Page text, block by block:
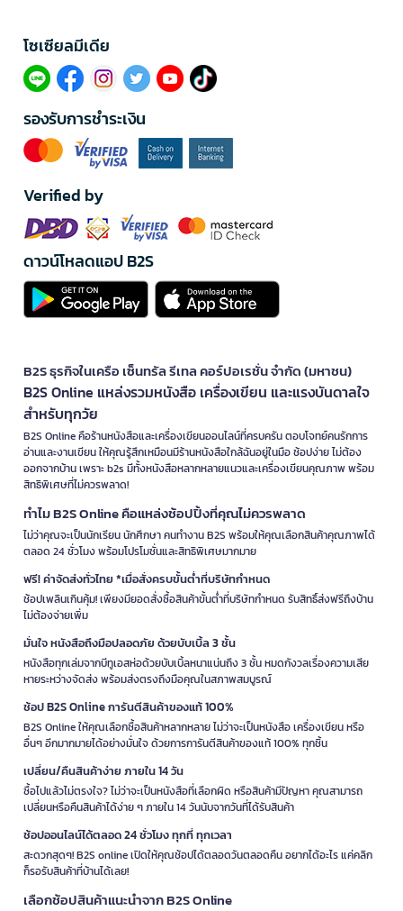
โซเซียลมีเดีย​
รองรับการชำระเงิน
Verified by
ดาวน์โหลดแอป B2S
B2S ธุรกิจในเครือ เซ็นทรัล รีเทล คอร์ปอเรชั่น จำกัด (มหาชน)
B2S Online แหล่งรวมหนังสือ เครื่องเขียน และแรงบันดาลใจ
สำหรับทุกวัย
B2S Online คือร้านหนังสือและเครื่องเขียนออนไลน์ที่ครบครัน ตอบโจทย์คนรักการ
อ่านและงานเขียน ให้คุณรู้สึกเหมือนมีร้านหนังสือใกล้ฉันอยู่ในมือ ช้อปง่าย ไม่ต้อง
ออกจากบ้าน เพราะ b2s มีทั้งหนังสือหลากหลายแนวและเครื่องเขียนคุณภาพ พร้อม
สิทธิพิเศษที่ไม่ควรพลาด!
ทำไม B2S Online คือแหล่งช้อปปิ้งที่คุณไม่ควรพลาด
ไม่ว่าคุณจะเป็นนักเรียน นักศึกษา คนทำงาน B2S พร้อมให้คุณเลือกสินค้าคุณภาพได้
ตลอด 24 ชั่วโมง พร้อมโปรโมชั่นและสิทธิพิเศษมากมาย
ฟรี! ค่าจัดส่งทั่วไทย *เมื่อสั่งครบขั้นต่ำที่บริษัทกำหนด
ช้อปเพลินเกินคุ้ม! เพียงมียอดสั่งซื้อสินค้าขั้นต่ำที่บริษัทกำหนด รับสิทธิ์ส่งฟรีถึงบ้าน
ไม่ต้องจ่ายเพิ่ม
มั่นใจ หนังสือถึงมือปลอดภัย ด้วยบับเบิ้ล 3 ชั้น
หนังสือทุกเล่มจากบีทูเอสห่อด้วยบับเบิ้ลหนาแน่นถึง 3 ชั้น หมดกังวลเรื่องความเสีย
หายระหว่างจัดส่ง พร้อมส่งตรงถึงมือคุณในสภาพสมบูรณ์
ช้อป B2S Online การันตีสินค้าของแท้ 100%
B2S Online ให้คุณเลือกซื้อสินค้าหลากหลาย ไม่ว่าจะเป็นหนังสือ เครื่องเขียน หรือ
อื่นๆ อีกมากมายได้อย่างมั่นใจ ด้วยการการันตีสินค้าของแท้ 100% ทุกชิ้น
เปลี่ยน/คืนสินค้าง่าย ภายใน 14 วัน
ซื้อไปแล้วไม่ตรงใจ? ไม่ว่าจะเป็นหนังสือที่เลือกผิด หรือสินค้ามีปัญหา คุณสามารถ
เปลี่ยนหรือคืนสินค้าได้ง่าย ๆ ภายใน 14 วันนับจากวันที่ได้รับสินค้า
ช้อปออนไลน์ได้ตลอด 24 ชั่วโมง ทุกที่ ทุกเวลา
สะดวกสุดๆ! B2S online เปิดให้คุณช้อปได้ตลอดวันตลอดคืน อยากได้อะไร แค่คลิก
ก็รอรับสินค้าที่บ้านได้เลย!
เลือกช้อปสินค้าแนะนำจาก B2S Online